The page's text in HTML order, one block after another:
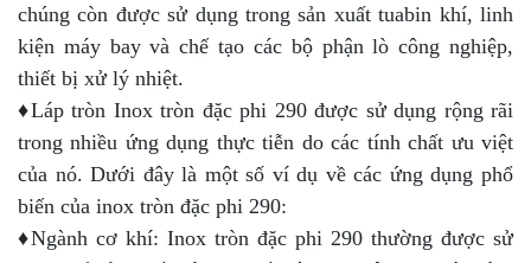
chúng còn được sử dụng trong sản xuất tuabin khí, linh
kiện máy bay và chế tạo các bộ phận lò công nghiệp,
thiết bị xử lý nhiệt.
♦Láp tròn Inox tròn đặc phi 290 được sử dụng rộng rãi
trong nhiều ứng dụng thực tiễn do các tính chất ưu việt
của nó. Dưới đây là một số ví dụ về các ứng dụng phổ
biến của inox tròn đặc phi 290:
♦Ngành cơ khí: Inox tròn đặc phi 290 thường được sử